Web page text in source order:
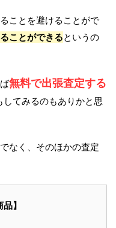
ことを避けることがで
ことができるというの
無料で出張査定する
してみるのもありかと思
なく、そのほかの査定
】